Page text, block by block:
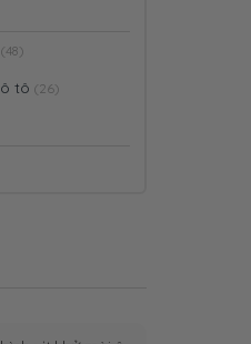
(48)
tô (26)